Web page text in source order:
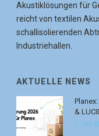
Akustiklösungen für
reicht von textilen
schallisolierenden
Industriehallen.
AKTUELLE NEWS
&
7. Juli